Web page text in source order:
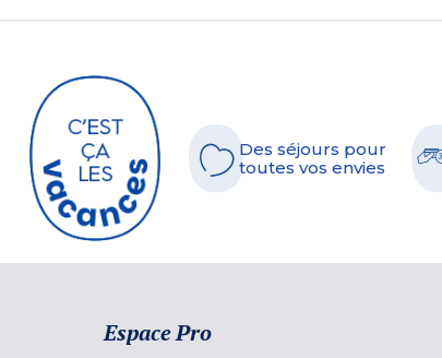
Des séjours pour
toutes vos envies
Espace Pro